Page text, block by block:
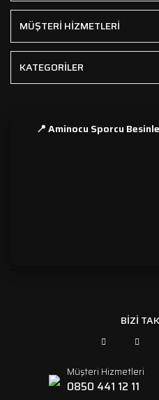
MÜŞTERİ HİZMETLERİ
KATEGORİLER
📍 Aminocu Sporcu
BİZİ
Müşteri Hizmetleri
0850 441 12 11